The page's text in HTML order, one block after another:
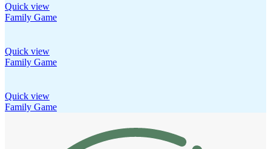
Quick view
Family Game
Quick view
Family Game
Quick view
Family Game